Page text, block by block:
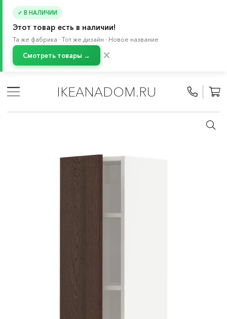
✓ В НАЛИЧИИ
Этот товар есть в наличии!
Та же фабрика · Тот же дизайн · Новое название
Смотреть товары → ✕
IKEANADOM.RU
Модульные кухни МЕТОД
/ Все компоненты МЕТОД
Навесные шкафы МЕТОД